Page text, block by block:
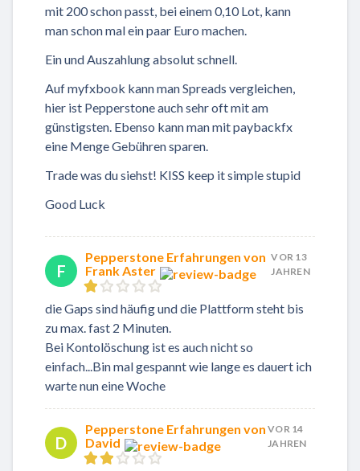
mit 200 schon passt, bei einem 0,10 Lot, kann
man schon mal ein paar Euro machen.
Ein und Auszahlung absolut schnell.
Auf myfxbook kann man Spreads vergleichen,
hier ist Pepperstone auch sehr oft mit am
günstigsten. Ebenso kann man mit paybackfx
eine Menge Gebühren sparen.
Trade was du siehst! KISS keep it simple stupid
Good Luck
F
Pepperstone Erfahrungen von
Frank Aster
VOR 13
JAHREN
die Gaps sind häufig und die Plattform steht bis
zu max. fast 2 Minuten.
Bei Kontolöschung ist es auch nicht so
einfach...Bin mal gespannt wie lange es dauert ich
warte nun eine Woche
D
Pepperstone Erfahrungen von
David
VOR 14
JAHREN